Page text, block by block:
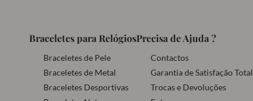
Braceletes para Relógios
Braceletes de Pele
Braceletes de Metal
Braceletes Desportivas
Precisa de Ajuda ?
Contactos
Garantia de Satisfação Total
Trocas e Devoluções